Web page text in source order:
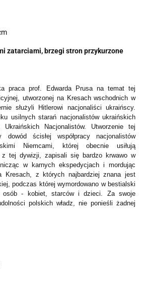
zatarciami, brzegi stron przykurzone
praca prof. Edwarda Prusa na temat tej
utworzonej na Kresach wschodnich w
służyli Hitlerowi nacjonaliści ukraińscy.
usilnych starań nacjonalistów ukraińskich
Nacjonalistów. Utworzenie tej
ścisłej współpracy nacjonalistów
Niemcami, której obecnie usiłują
z tej dywizji, zapisali się bardzo krwawo w
w karnych ekspedycjach i mordując
Kresach, z których najbardziej znana jest
podczas której wymordowano w bestialski
osób - kobiet, starców i dzieci. Za swoje
polskich władz, nie ponieśli żadnej